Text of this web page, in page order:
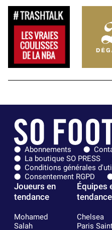
Abonnements
La boutique SO PRESS
Conditions générales
Consentement RGPD
Joueurs en
tendance
Mohamed
Salah
Équipes
tendance
Chelsea
Paris